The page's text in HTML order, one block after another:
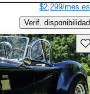
$2,299/mes
Verif. disponibilidad